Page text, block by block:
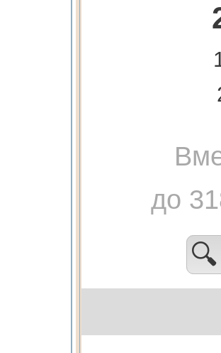
до